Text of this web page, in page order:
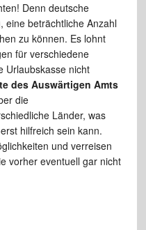
Denn deutsche
eine beträchtliche Anzahl
zu können. Es lohnt
für verschiedene
Urlaubskasse nicht
des Auswärtigen Amts
die
Länder, was
hilfreich sein kann.
und verreisen
vorher eventuell gar nicht